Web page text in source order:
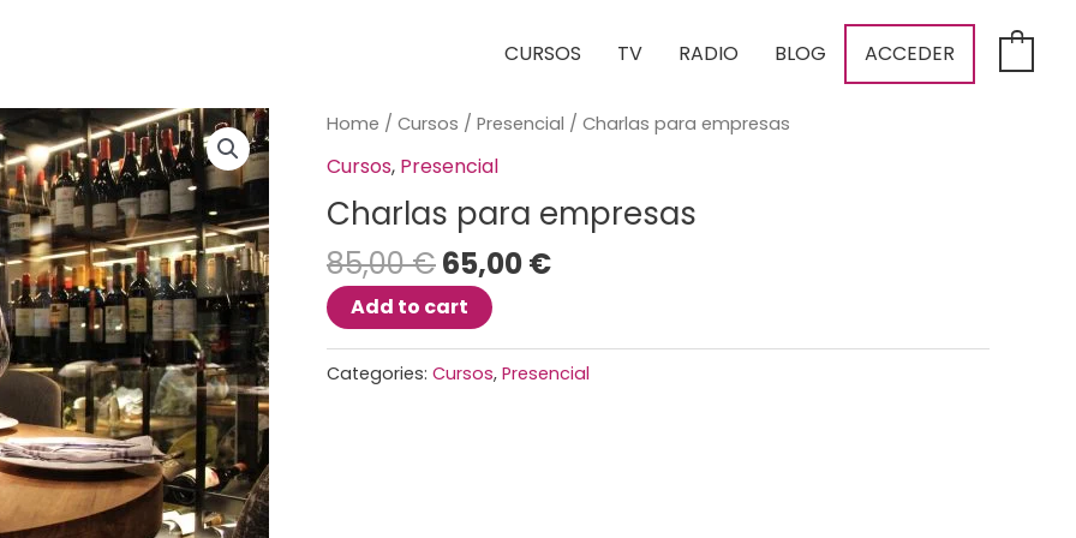
CURSOS TV RADIO BLOG ACCEDER
Home / Cursos / Presencial / Charlas para empresas
Cursos, Presencial
Charlas para empresas
85,00€65,00€
Charlas
para
empresas
quantity
Add to cart
Categories: Cursos, Presencial